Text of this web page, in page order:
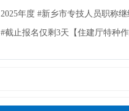
2025年度 #新乡市专技人员职称继
#截止报名仅剩3天【住建厅特种